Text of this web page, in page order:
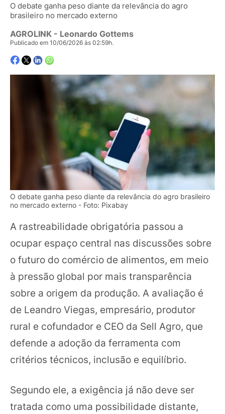
O debate ganha peso diante da relevância do agro
brasileiro no mercado externo
AGROLINK - Leonardo Gottems
Publicado em 10/06/2026 às 02:59h.
O debate ganha peso diante da relevância do agro brasileiro
no mercado externo - Foto: Pixabay
A rastreabilidade obrigatória passou a
ocupar espaço central nas discussões sobre
o futuro do comércio de alimentos, em meio
à pressão global por mais transparência
sobre a origem da produção. A avaliação é
de Leandro Viegas, empresário, produtor
rural e cofundador e CEO da Sell Agro, que
defende a adoção da ferramenta com
critérios técnicos, inclusão e equilíbrio.
Segundo ele, a exigência já não deve ser
tratada como uma possibilidade distante,